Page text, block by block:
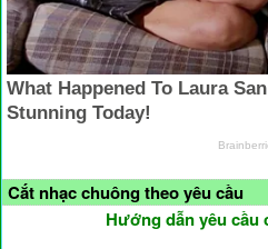
Cắt nhạc chuông theo yêu cầu
Hướng dẫn yêu cầu